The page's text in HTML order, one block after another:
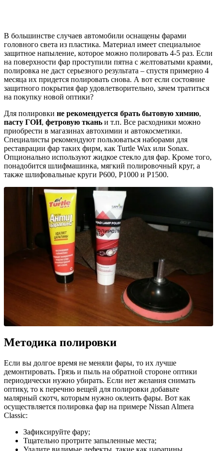
В большинстве случаев автомобили оснащены фарами
головного света из пластика. Материал имеет специальное
защитное напыление, которое можно полировать 4-5 раз. Если
на поверхности фар проступили пятна с желтоватыми краями,
полировка не даст серьезного результата – спустя примерно 4
месяца их придется полировать снова. А вот если состояние
защитного покрытия фар удовлетворительно, зачем тратиться
на покупку новой оптики?
Для полировки не рекомендуется брать бытовую химию,
пасту ГОИ, фетровую ткань и т.п. Все расходники можно
приобрести в магазинах автохимии и автокосметики.
Специалисты рекомендуют пользоваться наборами для
реставрации фар таких фирм, как Turtle Wax или Sonax.
Опционально используют жидкое стекло для фар. Кроме того,
понадобится шлифмашинка, мягкий полировочный круг, а
также шлифовальные круги P600, P1000 и P1500.
Методика полировки
Если вы долгое время не меняли фары, то их лучше
демонтировать. Грязь и пыль на обратной стороне оптики
периодически нужно убирать. Если нет желания снимать
оптику, то к перечню вещей для полировки добавьте
малярный скотч, которым нужно оклеить фары. Вот как
осуществляется полировка фар на примере Nissan Almera
Classic:
Зафиксируйте фару;
Тщательно протрите запыленные места;
Удалите видимые дефекты, такие как царапины,